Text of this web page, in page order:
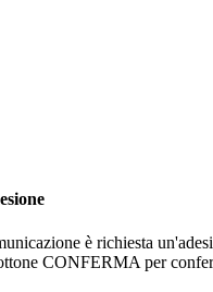
è richiesta
CONFERMA per